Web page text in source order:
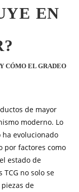
EN
CÓMO EL GRADEO
de mayor
moderno. Lo
evolucionado
por factores como
estado de
no solo se
de